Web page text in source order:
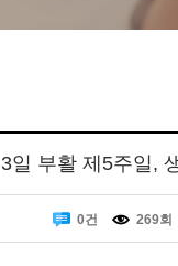
일 부활 제5주일,
0건 269회